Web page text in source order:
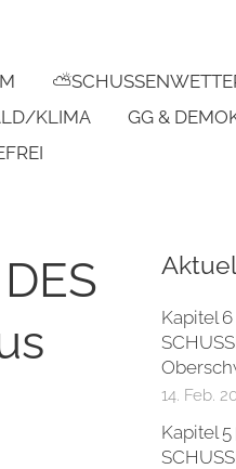
KLIMA GG &
Kapitel
14. Feb.
Kapitel